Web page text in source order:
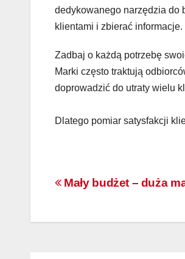
dedykowanego narzędzia do
klientami i zbierać informacje.
Zadbaj o każdą potrzebę
Marki często traktują
doprowadzić do utraty wielu
Dlatego pomiar satysfakcji
Nawigacja
Mały budżet – duża